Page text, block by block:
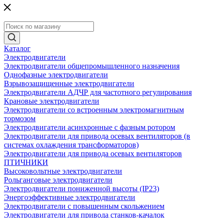
Каталог
Электродвигатели
Электродвигатели общепромышленного назначения
Однофазные электродвигатели
Взрывозащищенные электродвигатели
Электродвигатели АДЧР для частотного регулирования
Крановые электродвигатели
Электродвигатели со встроенным электромагнитным
тормозом
Электродвигатели асинхронные с фазным ротором
Электродвигатели для привода осевых вентиляторов (в
системах охлаждения трансформаторов)
Электродвигатели для привода осевых вентиляторов
ПТИЧНИКИ
Высоковольтные электродвигатели
Рольганговые электродвигатели
Электродвигатели пониженной высоты (IP23)
Энергоэффективные электродвигатели
Электродвигатели с повышенным скольжением
Электродвигатели для привода станков-качалок